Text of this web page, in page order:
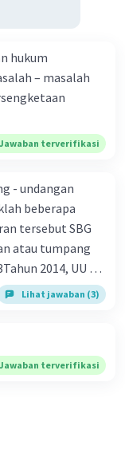
hukum
– masalah
Jawaban terverifikasi
- undangan
tersebut SBG
atau tumpang
/ MPR/ 2003
27,pasal ,pasal
33 )
Lihat jawaban (3)
Jawaban terverifikasi